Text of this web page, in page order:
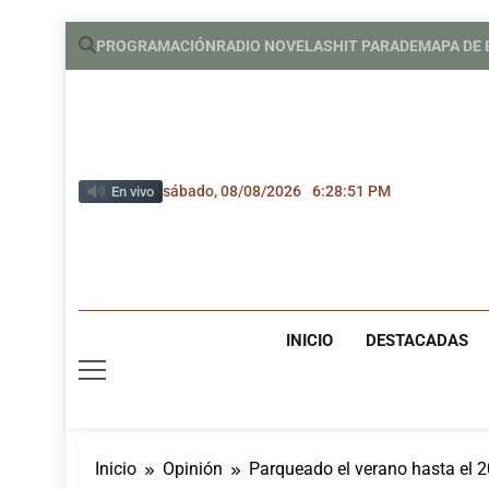
Saltar
PROGRAMACIÓNRADIO NOVELASHIT PARADEMAPA DE
En vivo sábado, 08/08/2026 6:28:52 PM
INICIO DESTACADAS
Inicio Opinión Parqueado el verano hasta el